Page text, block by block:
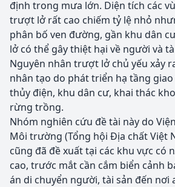
định trong mưa lớn. Diện tích các
trượt lở rất cao chiếm tỷ lệ nhỏ
phân bố ven đường, gần khu dân
lở có thể gây thiệt hại về người và
Nguyên nhân trượt lở chủ yếu xảy
nhân tạo do phát triển hạ tầng
thủy điện, khu dân cư, khai thác
rừng trồng.
Nhóm nghiên cứu đề tài này do
Môi trường (Tổng hội Địa chất Việt
cũng đã đề xuất tại các khu vực có
cao, trước mắt cần cắm biển cảnh
án di chuyển người, tài sản đến nơi